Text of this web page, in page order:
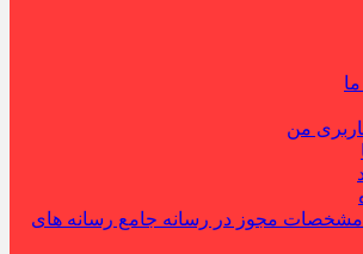
ما
من
مجوز در رسانه جامع رسانه های